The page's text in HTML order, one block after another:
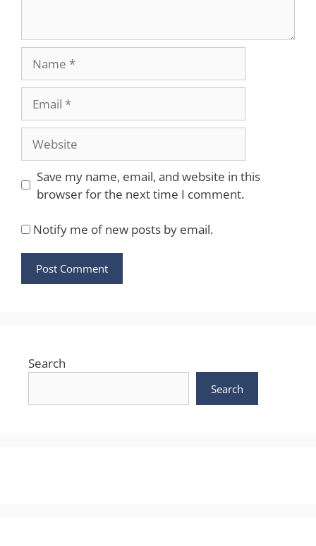
Website
Save my name, email, and website in this
browser for the next time I comment.
Notify me of new posts by email.
Search
Search